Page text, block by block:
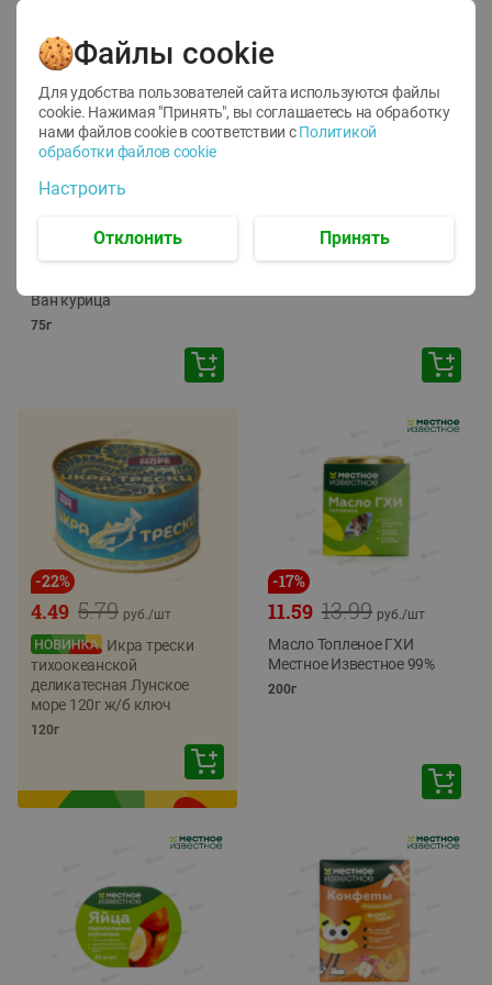
12
1.05 руб./
руб./шт
Корм влаж. для кош. с
Ван курица
75г
ТОФУ Vegetus ТВЕРДЫЙ
-22%
5.79
4.49 руб./шт
Икра трески
тихоокеанской
деликатесная Лунское
море 120г ж/б ключ
120г
-17%
13.99
11.59 руб./шт
Масло Топленое ГХИ
Местное Известное 99%
200г
Файлы cookie
Для удобства пользователей сайта используются файлы
cookie. Нажимая "Принять", вы соглашаетесь на обработку
нами файлов cookie в соответствии с Политикой
обработки файлов cookie
Настроить
Отклонить Принять